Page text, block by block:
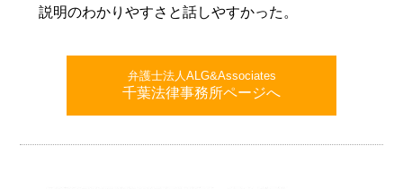
説明のわかりやすさと話しやすかった。
弁護士法人ALG&Associates
千葉法律事務所ページへ